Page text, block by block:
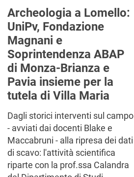
Archeologia a Lomello:
UniPv, Fondazione
Magnani e
Soprintendenza ABAP
di Monza-Brianza e
Pavia insieme per la
tutela di Villa Maria
Dagli storici interventi sul campo
- avviati dai docenti Blake e
Maccabruni - alla ripresa dei dati
di scavo: l'attività scientifica
riparte con la prof.ssa Calandra